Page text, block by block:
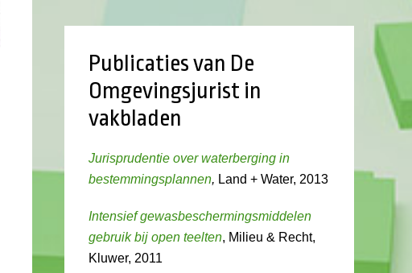
Publicaties van De
Omgevingsjurist in
vakbladen
Jurisprudentie over waterberging in
bestemmingsplannen, Land + Water, 2013
Intensief gewasbeschermingsmiddelen
gebruik bij open teelten, Milieu & Recht,
Kluwer, 2011